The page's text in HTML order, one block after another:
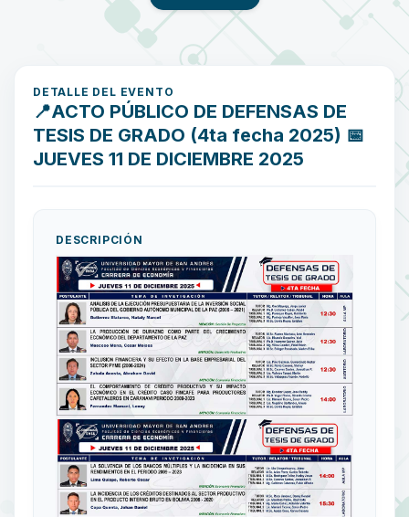
DETALLE DEL EVENTO
📍ACTO PÚBLICO DE DEFENSAS DE
TESIS DE GRADO (4ta fecha 2025) 📅
JUEVES 11 DE DICIEMBRE 2025
DESCRIPCIÓN